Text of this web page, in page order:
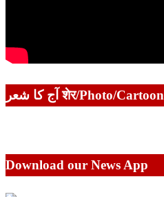
آج کا شعر शेर/Photo/Cartoon
Download our News App